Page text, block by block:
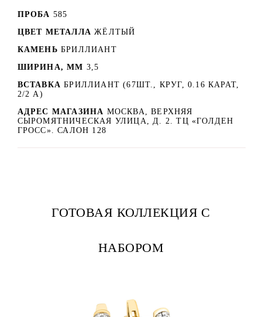
ПРОБА 585
ЦВЕТ МЕТАЛЛА ЖЁЛТЫЙ
КАМЕНЬ БРИЛЛИАНТ
ШИРИНА, ММ 3,5
ВСТАВКА БРИЛЛИАНТ (67ШТ., КРУГ, 0.16 КАРАТ,
2/2 А)
АДРЕС МАГАЗИНА МОСКВА, ВЕРХНЯЯ
СЫРОМЯТНИЧЕСКАЯ УЛИЦА, Д. 2. ТЦ «ГОЛДЕН
ГРОСС». САЛОН 128
ГОТОВАЯ КОЛЛЕКЦИЯ С
НАБОРОМ